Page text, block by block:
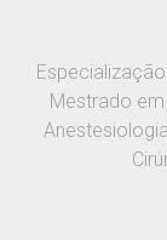
Mestrado em